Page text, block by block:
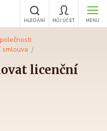
MENU
MŮJ ÚČET
HLEDÁNÍ
smlouva
licenční